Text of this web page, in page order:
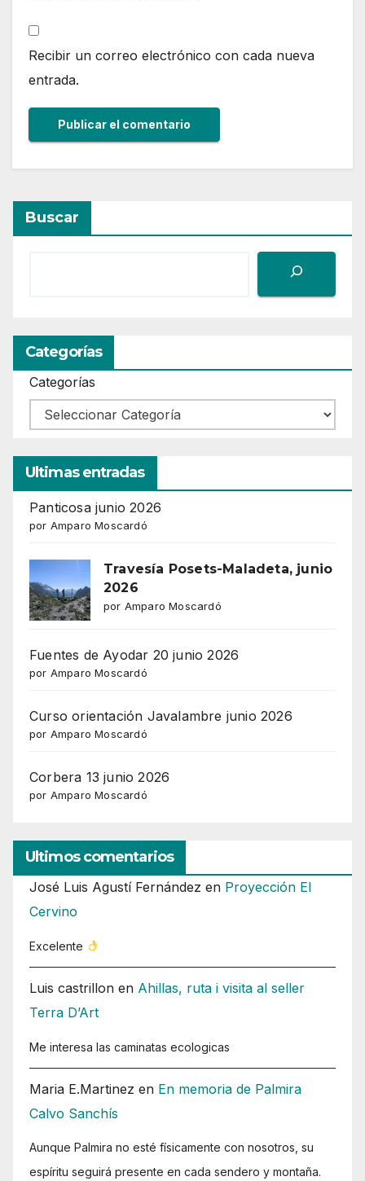
Recibir un correo electrónico con cada nueva
entrada.
Buscar
Categorías
Categorías
Ultimas entradas
Panticosa junio 2026
por Amparo Moscardó
Travesía Posets-Maladeta, junio
2026
por Amparo Moscardó
Fuentes de Ayodar 20 junio 2026
por Amparo Moscardó
Curso orientación Javalambre junio 2026
por Amparo Moscardó
Corbera 13 junio 2026
por Amparo Moscardó
Ultimos comentarios
José Luis Agustí Fernández en Proyección El
Cervino
Excelente
Luis castrillon en Ahillas, ruta i visita al seller
Terra D’Art
Me interesa las caminatas ecologicas
Maria E.Martinez en En memoria de Palmira
Calvo Sanchís
Aunque Palmira no esté físicamente con nosotros, su
espíritu seguirá presente en cada sendero y montaña.